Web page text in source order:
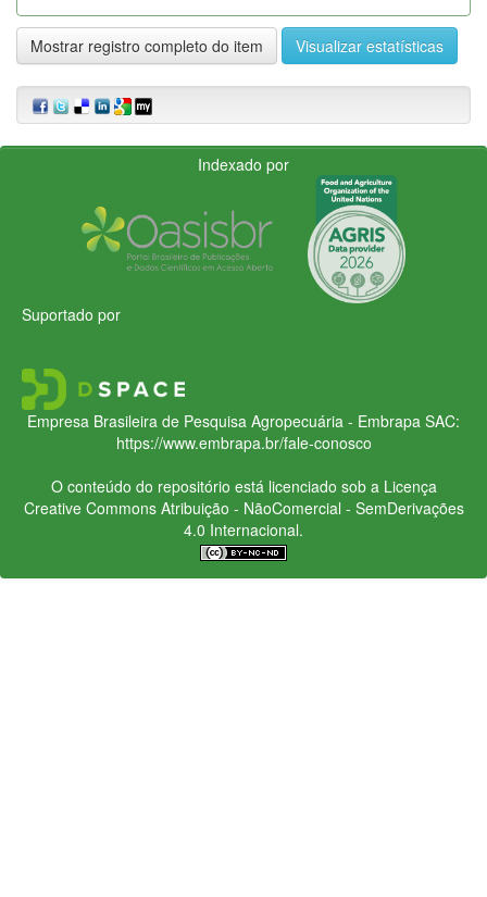
Mostrar registro completo do item Visualizar estatísticas
Indexado por
Suportado por
Empresa Brasileira de Pesquisa Agropecuária - Embrapa SAC:
https://www.embrapa.br/fale-conosco
O conteúdo do repositório está licenciado sob a Licença
Creative CommonsAtribuição - NãoComercial - SemDerivações
4.0 Internacional.